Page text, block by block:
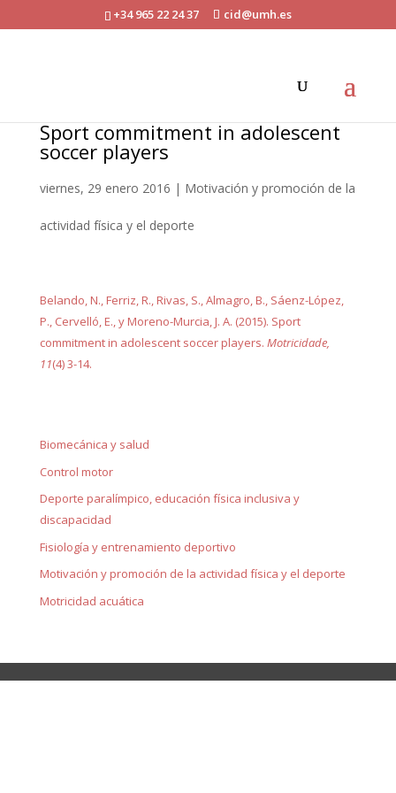
+34 965 22 24 37 cid@umh.es
Sport commitment in adolescent
soccer players
viernes, 29 enero 2016 | Motivación y promoción de la
actividad física y el deporte
Belando, N., Ferriz, R., Rivas, S., Almagro, B., Sáenz-López,
P., Cervelló, E., y Moreno-Murcia, J. A. (2015). Sport
commitment in adolescent soccer players. Motricidade,
11(4) 3-14.
Biomecánica y salud
Control motor
Deporte paralímpico, educación física inclusiva y
discapacidad
Fisiología y entrenamiento deportivo
Motivación y promoción de la actividad física y el deporte
Motricidad acuática